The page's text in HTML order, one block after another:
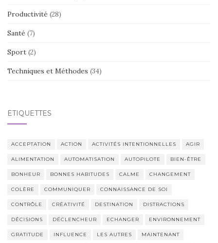
Productivité (28)
Santé (7)
Sport (2)
Techniques et Méthodes (34)
ÉTIQUETTES
ACCEPTATION ACTION ACTIVITÉS INTENTIONNELLES AGIR
ALIMENTATION AUTOMATISATION AUTOPILOTE BIEN-ÊTRE
BONHEUR BONNES HABITUDES CALME CHANGEMENT
COLÈRE COMMUNIQUER CONNAISSANCE DE SOI
CONTRÔLE CRÉATIVITÉ DESTINATION DISTRACTIONS
DÉCISIONS DÉCLENCHEUR ECHANGER ENVIRONNEMENT
GRATITUDE INFLUENCE LES AUTRES MAINTENANT